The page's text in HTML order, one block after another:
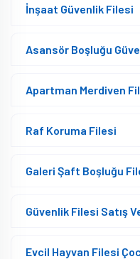
İnşaat Güvenlik Filesi
Asansör Boşluğu
Apartman Merdiven
Raf Koruma Filesi
Galeri Şaft Boşluğu
Güvenlik Filesi Satış
Evcil Hayvan Filesi